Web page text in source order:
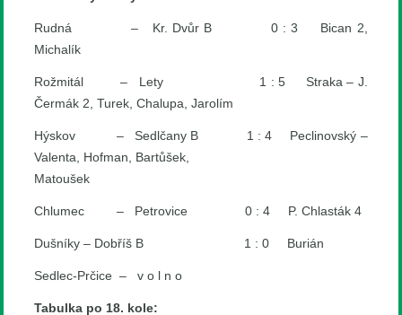
Rudná – Kr. Dvůr B 0 : 3 Bican 2,
Michalík
Rožmitál – Lety 1 : 5 Straka – J.
Čermák 2, Turek, Chalupa, Jarolím
Hýskov – Sedlčany B 1 : 4 Peclinovský –
Valenta, Hofman, Bartůšek,
Matoušek
Chlumec – Petrovice 0 : 4 P. Chlasták 4
Dušníky – Dobříš B 1 : 0 Burián
Sedlec-Prčice – v o l n o
Tabulka po 18. kole: